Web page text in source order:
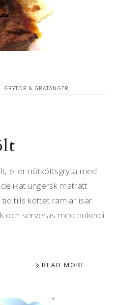
GRYTOR & GRATÄNGER
eller nötköttsgryta med
ungersk maträtt
tills köttet ramlar isär.
och serveras med nokedli
READ MORE